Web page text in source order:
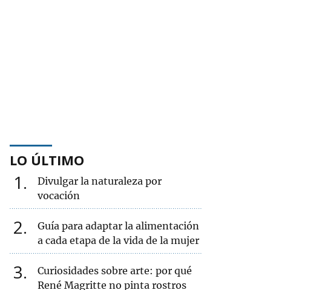
LO ÚLTIMO
1
Divulgar la naturaleza por
vocación
2
Guía para adaptar la alimentación
a cada etapa de la vida de la mujer
3
Curiosidades sobre arte: por qué
René Magritte no pinta rostros